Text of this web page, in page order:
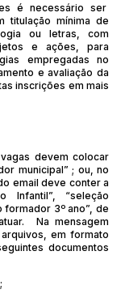
é necessário ser
titulação mínima de
ou letras, com
e ações, para
empregadas no
e avaliação da
inscrições em mais
devem colocar
municipal” ; ou, no
email deve conter a
Infantil”, “seleção
3º ano”, de
Na mensagem
em formato
documentos